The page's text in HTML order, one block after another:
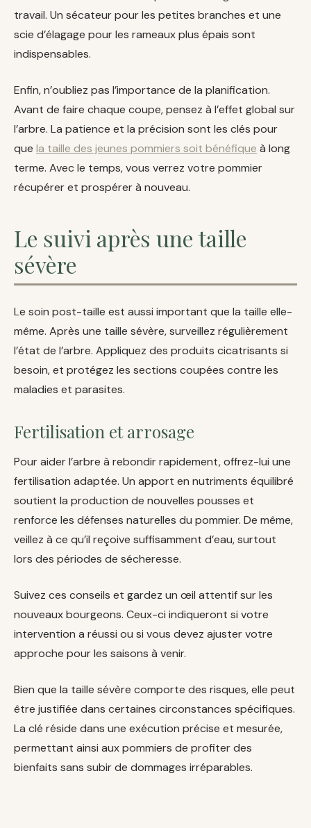
travail. Un sécateur pour les petites branches et une
scie d’élagage pour les rameaux plus épais sont
indispensables.
Enfin, n’oubliez pas l’importance de la planification.
Avant de faire chaque coupe, pensez à l’effet global sur
l’arbre. La patience et la précision sont les clés pour
que la taille des jeunes pommiers soit bénéfique à long
terme. Avec le temps, vous verrez votre pommier
récupérer et prospérer à nouveau.
Le suivi après une taille
sévère
Le soin post-taille est aussi important que la taille elle-
même. Après une taille sévère, surveillez régulièrement
l’état de l’arbre. Appliquez des produits cicatrisants si
besoin, et protégez les sections coupées contre les
maladies et parasites.
Fertilisation et arrosage
Pour aider l’arbre à rebondir rapidement, offrez-lui une
fertilisation adaptée. Un apport en nutriments équilibré
soutient la production de nouvelles pousses et
renforce les défenses naturelles du pommier. De même,
veillez à ce qu’il reçoive suffisamment d’eau, surtout
lors des périodes de sécheresse.
Suivez ces conseils et gardez un œil attentif sur les
nouveaux bourgeons. Ceux-ci indiqueront si votre
intervention a réussi ou si vous devez ajuster votre
approche pour les saisons à venir.
Bien que la taille sévère comporte des risques, elle peut
être justifiée dans certaines circonstances spécifiques.
La clé réside dans une exécution précise et mesurée,
permettant ainsi aux pommiers de profiter des
bienfaits sans subir de dommages irréparables.